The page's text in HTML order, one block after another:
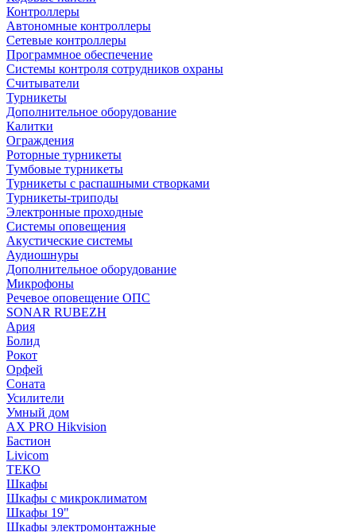
Контроллеры
Автономные контроллеры
Сетевые контроллеры
Программное обеспечение
Системы контроля сотрудников охраны
Считыватели
Турникеты
Дополнительное оборудование
Калитки
Ограждения
Роторные турникеты
Тумбовые турникеты
Турникеты с распашными створками
Турникеты-триподы
Электронные проходные
Системы оповещения
Акустические системы
Аудиошнуры
Дополнительное оборудование
Микрофоны
Речевое оповещение ОПС
SONAR RUBEZH
Ария
Болид
Рокот
Орфей
Соната
Усилители
Умный дом
AX PRO Hikvision
Бастион
Livicom
ТЕКО
Шкафы
Шкафы с микроклиматом
Шкафы 19"
Шкафы электромонтажные